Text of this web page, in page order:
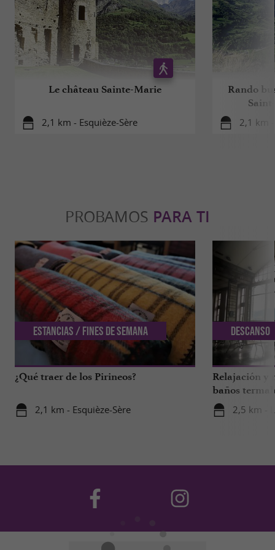
Le château Sainte-Marie
2,1 km - Esquièze-Sère
Rando
2,1 km
PROBAMOS PARA TI
¿Qué traer de los Pirineos?
2,1 km - Esquièze-Sère
Estancias / Fines de semana
Relajación y
baños
2,5 km -
Descanso